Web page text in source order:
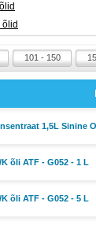
101 - 150
1,5L Sinine
õli ATF - G052 - 1 L
õli ATF - G052 - 5 L